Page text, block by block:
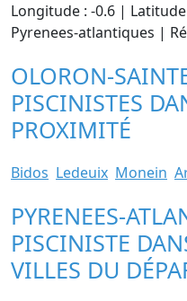
Longitude : -0.6 |
Pyrenees-atlantiques |
OLORON-
PISCINISTES
PROXIMITÉ
Bidos Ledeuix Monein
PYRENEES-
PISCINISTE
VILLES DU